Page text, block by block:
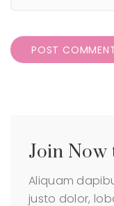
Join Now
Aliquam
justo dolor,